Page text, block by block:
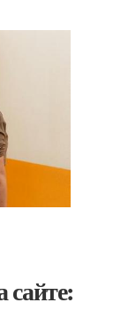
сайте: